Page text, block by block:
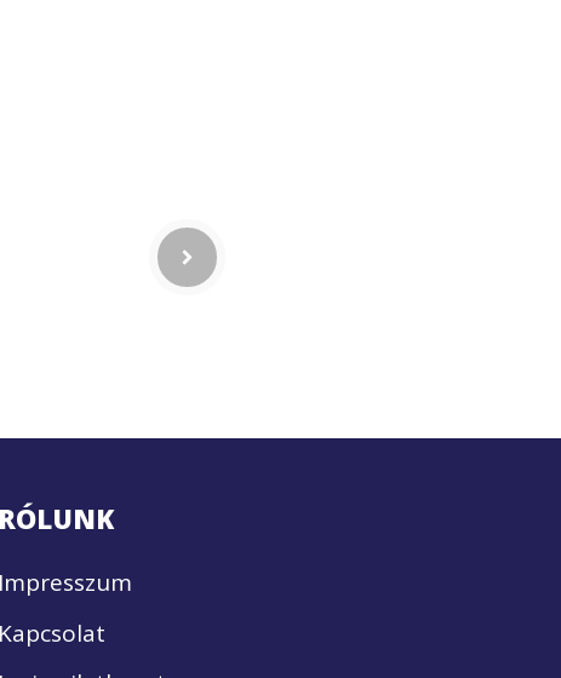
RÓLUNK
Impresszum
Kapcsolat